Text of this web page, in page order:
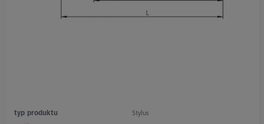
typ produktu
Stylus